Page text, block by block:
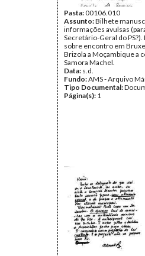
Pasta:00106.010
Assunto:Bilhete
informações avulsas
Secretário-Geral do PS?).
sobre encontro em
Brizola a Moçambique a
Samora Machel.
Data: s.d.
Fundo:AMS - Arquivo
Tipo Documental:
Página(s): 1